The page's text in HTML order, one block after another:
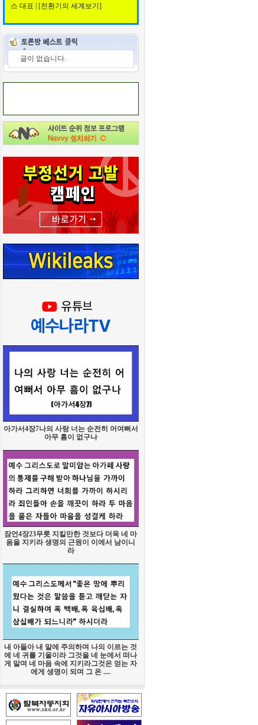
스 대표 | [전환기의 세계보기]
글이 없습니다.
아가서4장7나의 사랑 너는 순전히 어여뻐서
아무 흠이 없구나
잠언4장23무릇 지킬만한 것보다 더욱 네 마
음을 지키라 생명의 근원이 이에서 남이니
라
내 아들아 내 말에 주의하며 나의 이르는 것
에 네 귀를 기울이라 그것을 네 눈에서 떠나
게 말며 네 마음 속에 지키라그것은 얻는 자
에게 생명이 되며 그 온 ....